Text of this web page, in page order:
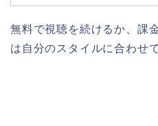
無料で視聴を続けるか、課
は自分のスタイルに合わせ